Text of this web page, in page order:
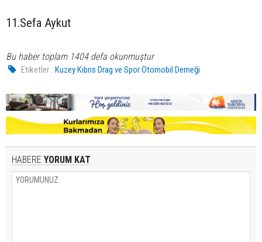
11.Sefa Aykut
Bu haber toplam 1404 defa okunmuştur
Etiketler : Kuzey Kıbrıs Drag ve Spor Otomobil Derneği
HABERE YORUM KAT